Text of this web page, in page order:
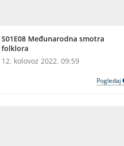
S01E08 Međunarodna smotra
folklora
12. kolovoz 2022. 09:59
Pogledaj